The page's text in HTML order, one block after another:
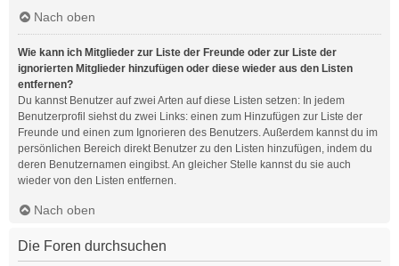
Nach oben
Wie kann ich Mitglieder zur Liste der Freunde oder zur Liste der
ignorierten Mitglieder hinzufügen oder diese wieder aus den Listen
entfernen?
Du kannst Benutzer auf zwei Arten auf diese Listen setzen: In jedem
Benutzerprofil siehst du zwei Links: einen zum Hinzufügen zur Liste der
Freunde und einen zum Ignorieren des Benutzers. Außerdem kannst du im
persönlichen Bereich direkt Benutzer zu den Listen hinzufügen, indem du
deren Benutzernamen eingibst. An gleicher Stelle kannst du sie auch
wieder von den Listen entfernen.
Nach oben
Die Foren durchsuchen